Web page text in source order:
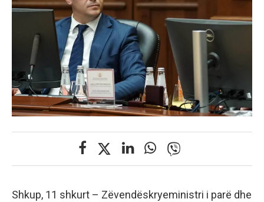
Shkup, 11 shkurt – Zëvendëskryeministri i parë dhe